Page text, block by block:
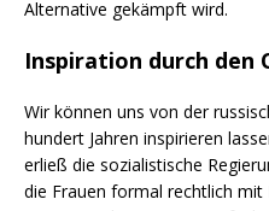
Alternative gekämpft wird.
Inspiration durch den
Wir können uns von der
hundert Jahren inspirieren
erließ die sozialistische
die Frauen formal rechtlich